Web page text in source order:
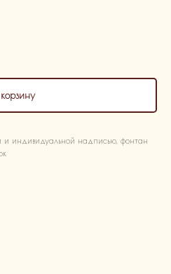
корзину
индивидуальной надписью, фонтан